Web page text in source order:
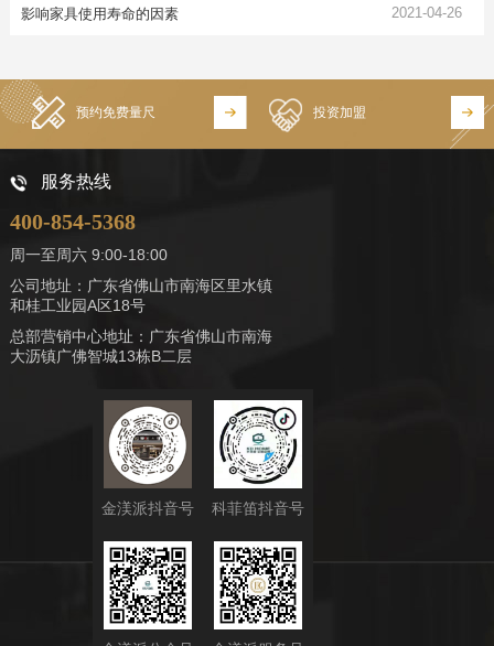
影响家具使用寿命的因素 2021-04-26
预约免费量尺 投资加盟
服务热线
400-854-5368
周一至周六 9:00-18:00
公司地址：广东省佛山市南海区里水镇
和桂工业园A区18号
总部营销中心地址：广东省佛山市南海
大沥镇广佛智城13栋B二层
金渼派抖音号 科菲笛抖音号